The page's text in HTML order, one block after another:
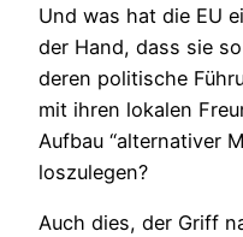
Und was hat die EU
der Hand, dass sie
deren politische
mit ihren lokalen
Aufbau “alternativer
loszulegen?
Auch dies, der Griff